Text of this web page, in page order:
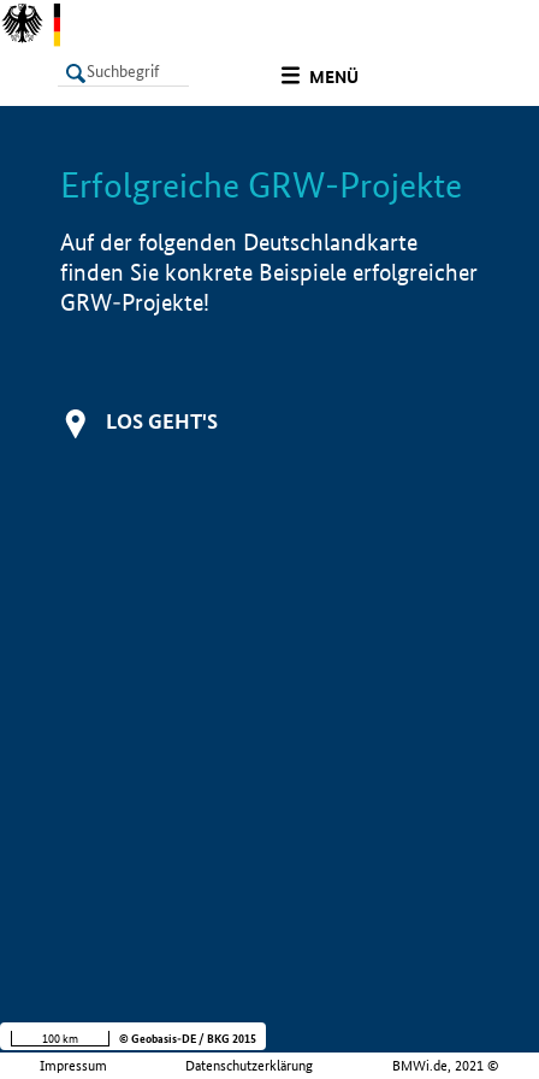
MENÜ
LISTE Info
Erfolgreiche GRW-Projekte
Auf der folgenden Deutschlandkarte
finden Sie konkrete Beispiele erfolgreicher
GRW-Projekte!
LOS GEHT'S
Impressum Datenschutzerklärung BMWi.de, 2021 ©
100 km © Geobasis-DE / BKG 2015